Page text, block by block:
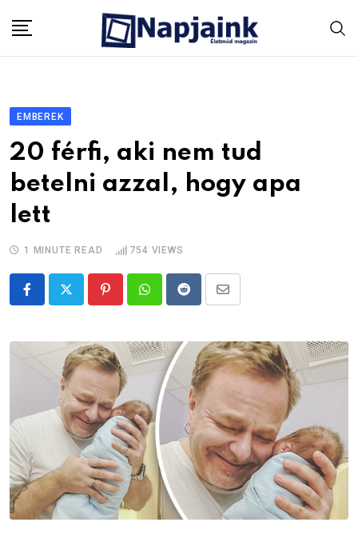
EMBEREK
20 férfi, aki nem tud
betelni azzal, hogy apa
lett
1 MINUTE READ 754 VIEWS
PinterestWhatsappRedditShare
Email